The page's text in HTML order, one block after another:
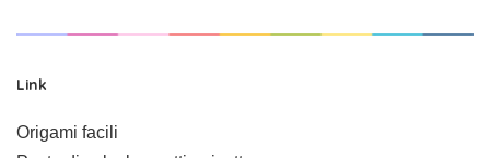
Link
Origami facili